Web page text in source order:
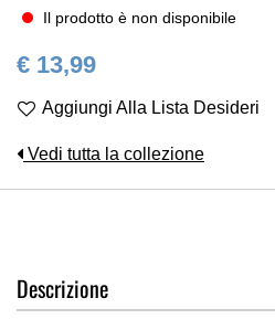
Il prodotto è non disponibile
€ 13,99
Aggiungi Alla Lista Desideri
Vedi tutta la collezione
Descrizione